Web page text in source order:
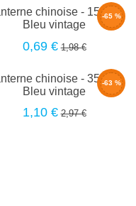
-65 %
chinoise - 15cm -
Bleu vintage
0,69 € 1,98 €
-63 %
chinoise - 35cm -
Bleu vintage
1,10 € 2,97 €